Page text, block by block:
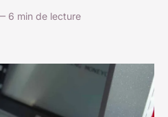
6 min de lecture